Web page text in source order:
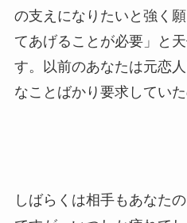
の支えになりたいと強く
てあげることが必要」と
す。以前のあなたは元恋
なことばかり要求していた
しばらくは相手もあなた